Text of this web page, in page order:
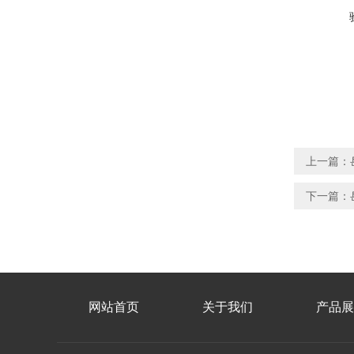
上一篇：
下一篇：
网站首页 关于我们 产品